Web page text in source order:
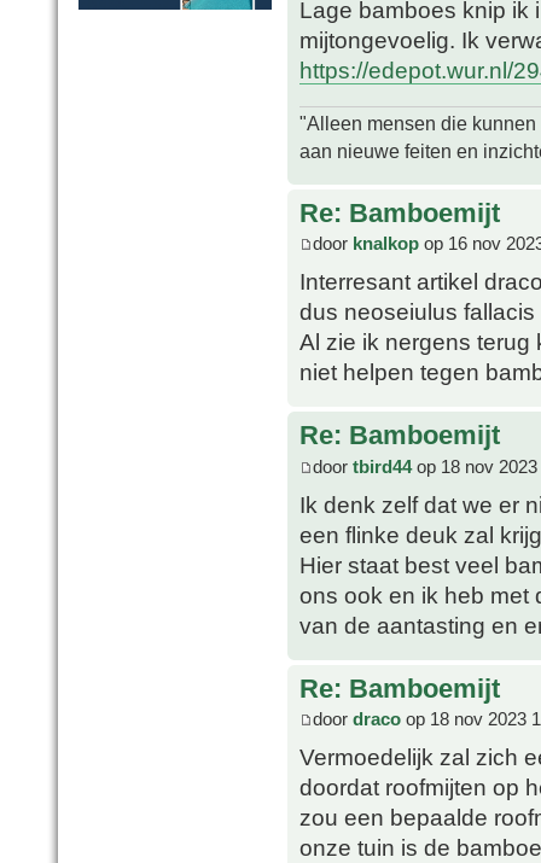
Lage bamboes knip ik
mijtongevoelig. Ik
https://edepot.wur.nl/
"Alleen mensen die
aan nieuwe feiten en
Re: Bamboemijt
door knalkop op 16 nov
Interresant artikel
dus neoseiulus
Al zie ik nergens terug
niet helpen tegen
Re: Bamboemijt
door tbird44op 18 nov 2023
Ik denk zelf dat we er
een flinke deuk zal
Hier staat best veel
ons ook en ik heb met
van de aantasting en
Re: Bamboemijt
door draco op 18 nov 2023
Vermoedelijk zal zich
doordat roofmijten op
zou een bepaalde
onze tuin is de